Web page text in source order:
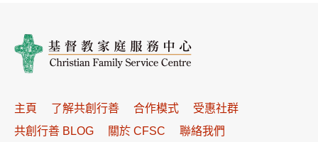
主頁 了解共創行善 合作模式
受惠社群
共創行善 BLOG
關於 CFSC 聯絡我們